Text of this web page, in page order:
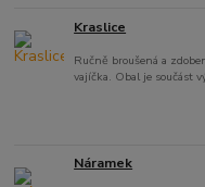
Kraslice
Ručně broušená a
vajíčka. Obal je součást
Náramek